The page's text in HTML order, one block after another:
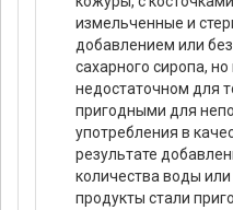
измельченные и
добавлением или
сахарного сиропа, но
недостаточном для
пригодными для
употребления в
результате
количества воды или
продукты стали